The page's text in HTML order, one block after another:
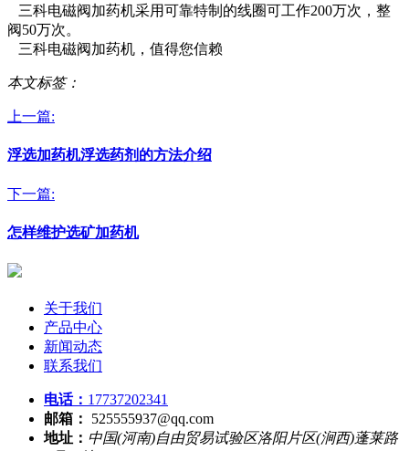
三科电磁阀加药机采用可靠特制的线圈可工作200万次，整
阀50万次。
三科电磁阀加药机，值得您信赖
本文标签：
上一篇:
浮选加药机浮选药剂的方法介绍
下一篇:
怎样维护选矿加药机
关于我们
产品中心
新闻动态
联系我们
电话： 17737202341
邮箱：
525555937@qq.com
地址： 中国(河南)自由贸易试验区洛阳片区(涧西)蓬莱路